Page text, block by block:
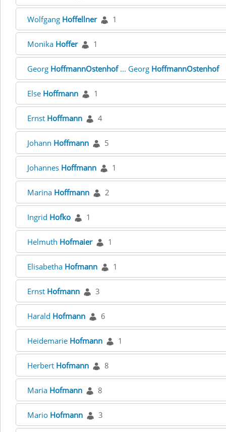
Wolfgang Hoffellner 1
Monika Hoffer 1
Georg HoffmannOstenhof... Georg HoffmannOstenhof
Else Hoffmann 1
Ernst Hoffmann 4
Johann Hoffmann 5
Johannes Hoffmann 1
Marina Hoffmann 2
Ingrid Hofko 1
Helmuth Hofmaier 1
Elisabetha Hofmann 1
Ernst Hofmann 3
Harald Hofmann 6
Heidemarie Hofmann 1
Herbert Hofmann 8
Maria Hofmann 8
Mario Hofmann 3